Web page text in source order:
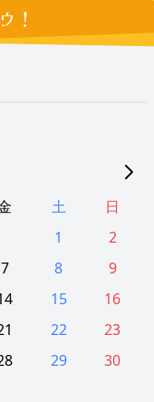
！
土
日
1
2
7 8
9
15
16
22
23
29
30